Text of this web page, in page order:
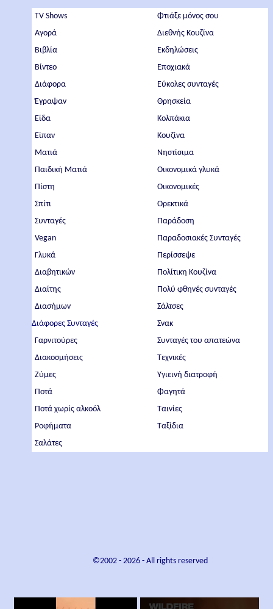
TV Shows
Αγορά
Βιβλία
Βίντεο
Διάφορα
Έγραψαν
Είδα
Είπαν
Ματιά
Παιδική Ματιά
Πίστη
Σπίτι
Συνταγές
Vegan
Γλυκά
Διαβητικών
Διαίτης
Διασήμων
Διάφορες Συνταγές
Γαρνιτούρες
Διακοσμήσεις
Ζύμες
Ποτά
Ποτά χωρίς αλκοόλ
Ροφήματα
Σαλάτες
Φτιάξε μόνος σου
Διεθνής Κουζίνα
Εκδηλώσεις
Εποχιακά
Εύκολες συνταγές
Θρησκεία
Κολπάκια
Κουζίνα
Νηστίσιμα
Οικονομικά γλυκά
Οικονομικές
Ορεκτικά
Παράδοση
Παραδοσιακές Συνταγές
Περίσσεψε
Πολίτικη Κουζίνα
Πολύ φθηνές συνταγές
Σάλτσες
Σνακ
Συνταγές του απατεώνα
Τεχνικές
Υγιεινή διατροφή
Φαγητά
Ταινίες
Ταξίδια
©2002 - 2026- All rights reserved